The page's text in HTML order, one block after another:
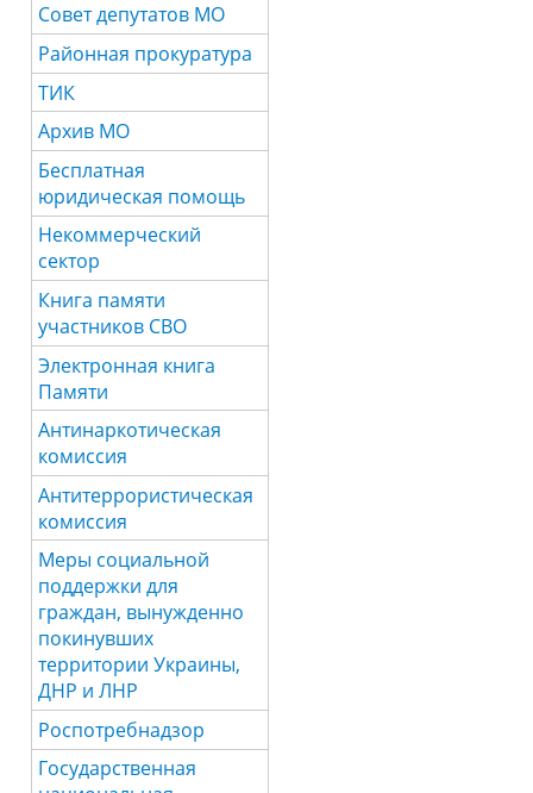
Совет депутатов МО
Районная прокуратура
ТИК
Архив МО
Бесплатная
юридическая помощь
Некоммерческий
сектор
Книга памяти
участников СВО
Электронная книга
Памяти
Антинаркотическая
комиссия
Антитеррористическая
комиссия
Меры социальной
поддержки для
граждан, вынужденно
покинувших
территории Украины,
ДНР и ЛНР
Роспотребнадзор
Государственная